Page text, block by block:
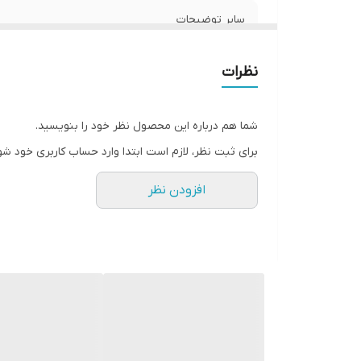
سایر توضیحات
نظرات
شما هم درباره این محصول نظر خود را بنویسید.
برای ثبت نظر، لازم است ابتدا وارد حساب کاربری خود
افزودن نظر